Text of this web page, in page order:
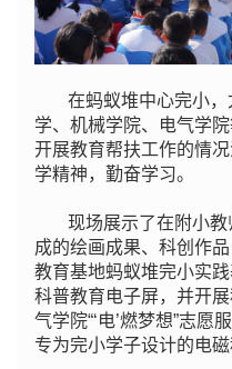
在蚂蚁堆中心完小
学、机械学院、电气学
开展教育帮扶工作的情
学精神，勤奋学习。
现场展示了在附小
成的绘画成果、科创作
教育基地蚂蚁堆完小实
科普教育电子屏，并开
气学院“‘电’燃梦想”志愿
专为完小学子设计的电磁